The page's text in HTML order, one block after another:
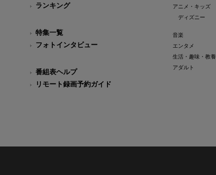
ランキング
特集一覧
フォトインタビュー
番組表ヘルプ
リモート録画予約ガイド
アニメ・キッズ
ディズニー
音楽
エンタメ
生活・趣味・教養
アダルト